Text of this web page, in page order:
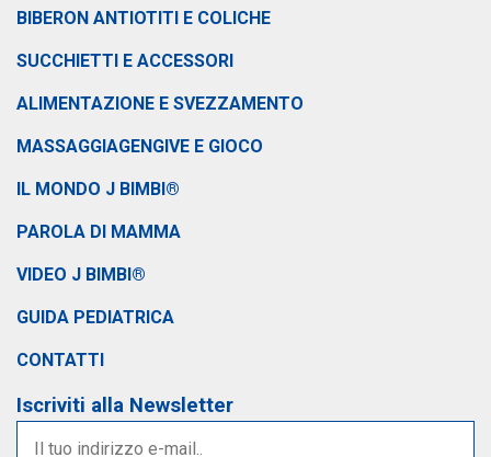
BIBERON ANTIOTITI E COLICHE
SUCCHIETTI E ACCESSORI
ALIMENTAZIONE E SVEZZAMENTO
MASSAGGIAGENGIVE E GIOCO
IL MONDO J BIMBI®
PAROLA DI MAMMA
VIDEO J BIMBI®
GUIDA PEDIATRICA
CONTATTI
Iscriviti alla Newsletter